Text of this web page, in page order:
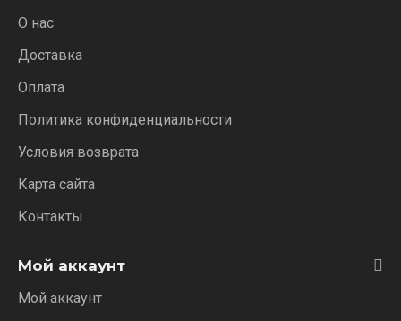
О нас
Доставка
Оплата
Политика конфиденциальности
Условия возврата
Карта сайта
Контакты
Мой аккаунт
Мой аккаунт